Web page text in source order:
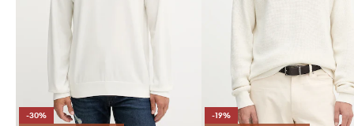
-30%
-19%